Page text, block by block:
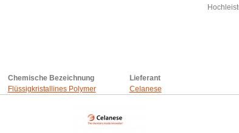
Chemische Bezeichnung
Lieferant
Flüssigkristallines Polymer
Celanese